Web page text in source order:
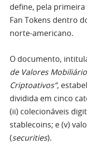
define, pela
Fan Tokens dentro
norte-americano.
O documento,
de Valores
Criptoativos”,
dividida em cinco
(ii) colecionáveis
stablecoins; e (v)
(securities).